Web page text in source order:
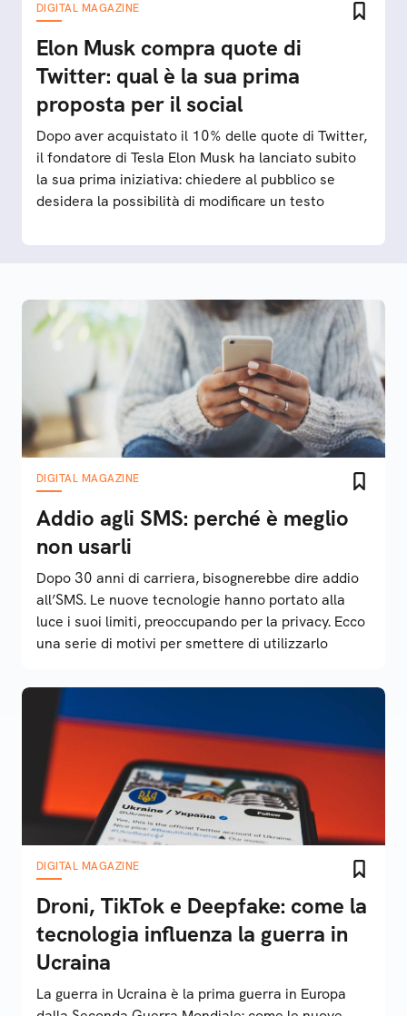
DIGITAL MAGAZINE
Elon Musk compra quote di
Twitter: qual è la sua prima
proposta per il social
Dopo aver acquistato il 10% delle quote di Twitter,
il fondatore di Tesla Elon Musk ha lanciato subito
la sua prima iniziativa: chiedere al pubblico se
desidera la possibilità di modificare un testo
DIGITAL MAGAZINE
Addio agli SMS: perché è meglio
non usarli
Dopo 30 anni di carriera, bisognerebbe dire addio
all’SMS. Le nuove tecnologie hanno portato alla
luce i suoi limiti, preoccupando per la privacy. Ecco
una serie di motivi per smettere di utilizzarlo
DIGITAL MAGAZINE
Droni, TikTok e Deepfake: come la
tecnologia influenza la guerra in
Ucraina
La guerra in Ucraina è la prima guerra in Europa